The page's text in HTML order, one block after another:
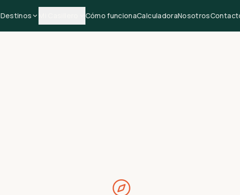
Destinos Cómo funcionaCalculadoraNosotros